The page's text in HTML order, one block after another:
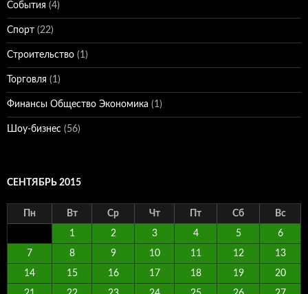
События (4)
Спорт (22)
Строительство (1)
Торговля (1)
Финансы Общество Экономика (1)
Шоу-бизнес (56)
СЕНТЯБРЬ 2015
Пн Вт Ср Чт Пт Сб Вс
1 2 3 4 5 6
7 8 9 10 11 12 13
14 15 16 17 18 19 20